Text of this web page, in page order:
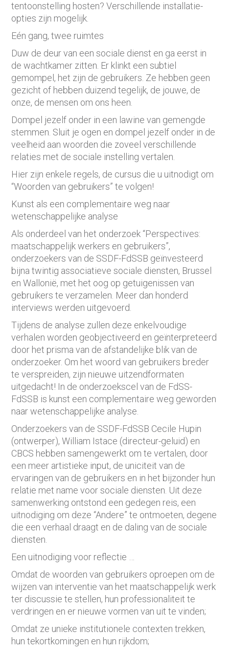
tentoonstelling hosten? Verschillende installatie-
opties zijn mogelijk.
Eén gang, twee ruimtes
Duw de deur van een sociale dienst en ga eerst in
de wachtkamer zitten. Er klinkt een subtiel
gemompel, het zijn de gebruikers. Ze hebben geen
gezicht of hebben duizend tegelijk, de jouwe, de
onze, de mensen om ons heen.
Dompel jezelf onder in een lawine van gemengde
stemmen. Sluit je ogen en dompel jezelf onder in de
veelheid aan woorden die zoveel verschillende
relaties met de sociale instelling vertalen.
Hier zijn enkele regels, de cursus die u uitnodigt om
“Woorden van gebruikers” te volgen!
Kunst als een complementaire weg naar
wetenschappelijke analyse
Als onderdeel van het onderzoek “Perspectives:
maatschappelijk werkers en gebruikers”,
onderzoekers van de SSDF-FdSSB geïnvesteerd
bijna twintig associatieve sociale diensten, Brussel
en Wallonië, met het oog op getuigenissen van
gebruikers te verzamelen. Meer dan honderd
interviews werden uitgevoerd.
Tijdens de analyse zullen deze enkelvoudige
verhalen worden geobjectiveerd en geïnterpreteerd
door het prisma van de afstandelijke blik van de
onderzoeker. Om het woord van gebruikers breder
te verspreiden, zijn nieuwe uitzendformaten
uitgedacht! In de onderzoekscel van de FdSS-
FdSSB is kunst een complementaire weg geworden
naar wetenschappelijke analyse.
Onderzoekers van de SSDF-FdSSB Cecile Hupin
(ontwerper), William Istace (directeur-geluid) en
CBCS hebben samengewerkt om te vertalen, door
een meer artistieke input, de uniciteit van de
ervaringen van de gebruikers en in het bijzonder hun
relatie met name voor sociale diensten. Uit deze
samenwerking ontstond een gedegen reis, een
uitnodiging om deze “Andere” te ontmoeten, degene
die een verhaal draagt ​​en de daling van de sociale
diensten.
Een uitnodiging voor reflectie …
Omdat de woorden van gebruikers oproepen om de
wijzen van interventie van het maatschappelijk werk
ter discussie te stellen, hun professionaliteit te
verdringen en er nieuwe vormen van uit te vinden;
Omdat ze unieke institutionele contexten trekken,
hun tekortkomingen en hun rijkdom;